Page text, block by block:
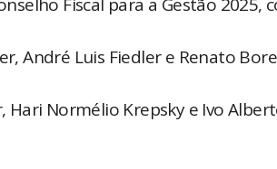
Fiscal para a Gestão 2025,
André Luis Fiedler e Renato
Hari Normélio Krepsky e Ivo